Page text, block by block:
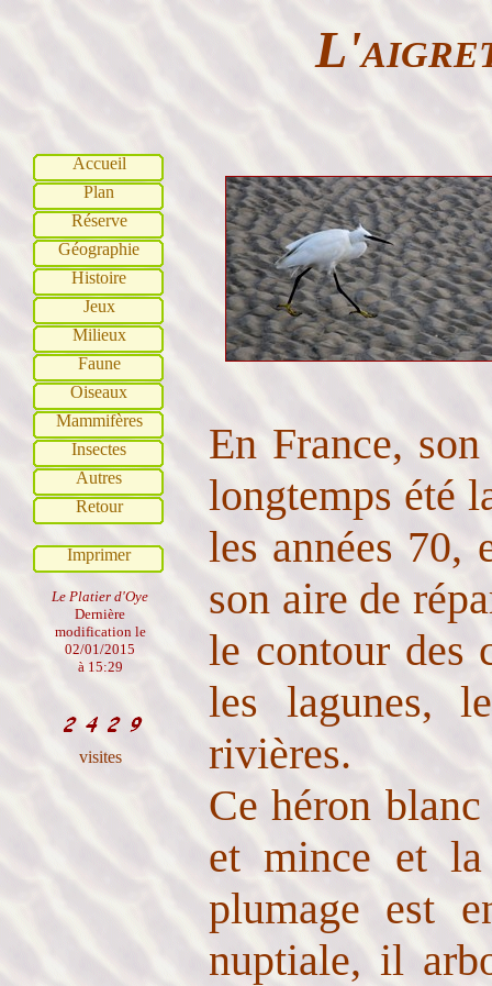
Accueil
Plan
Réserve
Géographie
Histoire
Jeux
Milieux
Faune
Oiseaux
Mammifères
Insectes
Autres
Retour
Imprimer
Le Platier d'Oye
Dernière
modification le
02/01/2015
à 15:29
visites
En France,
longtemps été
les années 70,
son aire de
le contour des
les lagunes,
rivières.
Ce héron
et mince et la
plumage est
nuptiale, il